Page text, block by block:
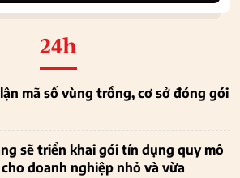
24h
mã số vùng trồng, cơ sở đóng gói
sẽ triển khai gói tín dụng quy mô
doanh nghiệp nhỏ và vừa